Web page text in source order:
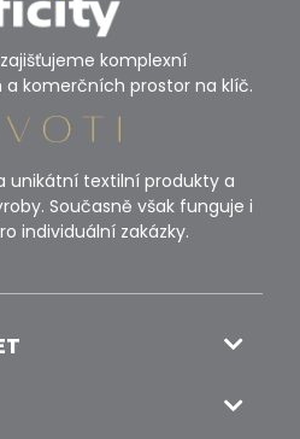
komplexní
a komerčních prostor na klíč.
unikátní textilní produkty a
Současně však funguje i
individuální zakázky.